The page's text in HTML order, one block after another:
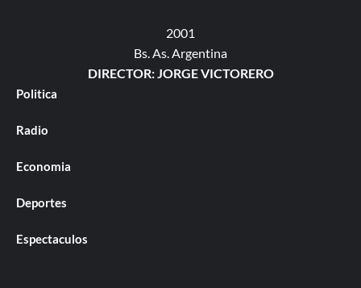
2001
Bs. As. Argentina
DIRECTOR: JORGE VICTORERO
Politica
Radio
Economia
Deportes
Espectaculos